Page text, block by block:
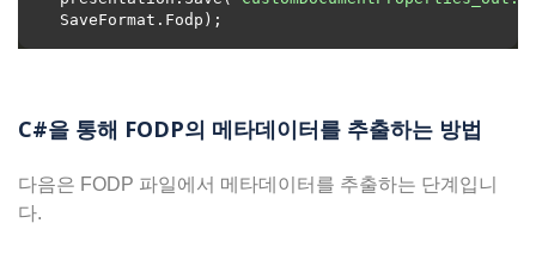
C#을 통해 FODP의 메타데이터를 추출하는 방법
다음은 FODP 파일에서 메타데이터를 추출하는 단계입니
다.